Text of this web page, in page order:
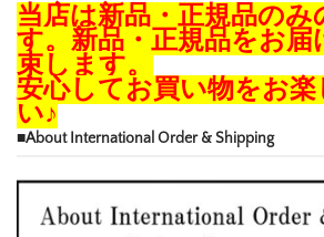
当店は新品・正規品の
す。新品・正規品をお
束します。
安心してお買い物をお楽
い♪
■About International Order & Shipping